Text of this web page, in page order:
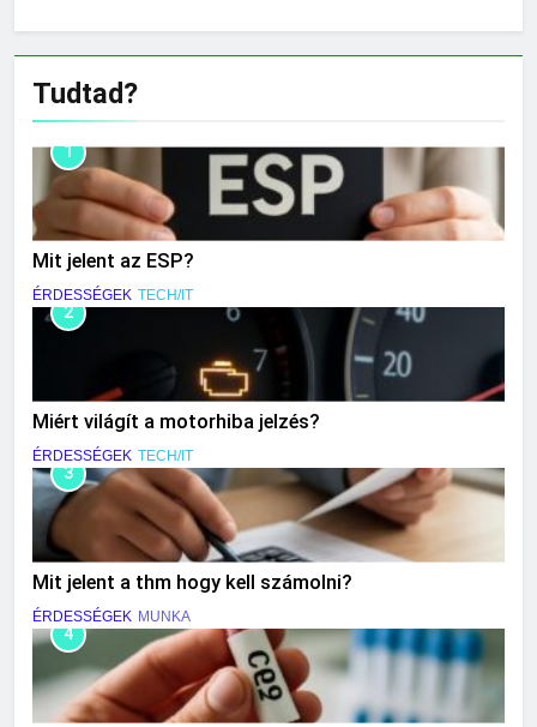
Tudtad?
1
Mit jelent az ESP?
ÉRDESSÉGEK TECH/IT
2
Miért világít a motorhiba jelzés?
ÉRDESSÉGEK TECH/IT
3
Mit jelent a thm hogy kell számolni?
ÉRDESSÉGEK MUNKA
4